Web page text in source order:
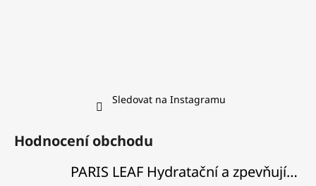
Sledovat na Instagramu
Hodnocení obchodu
PARIS LEAF Hydratační a zpevňující balzám na rty